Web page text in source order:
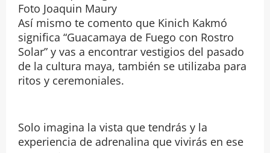
Foto Joaquin Maury
Así mismo te comento que Kinich Kakmó
significa “Guacamaya de Fuego con Rostro
Solar” y vas a encontrar vestigios del pasado
de la cultura maya, también se utilizaba para
ritos y ceremoniales.
Solo imagina la vista que tendrás y la
experiencia de adrenalina que vivirás en ese